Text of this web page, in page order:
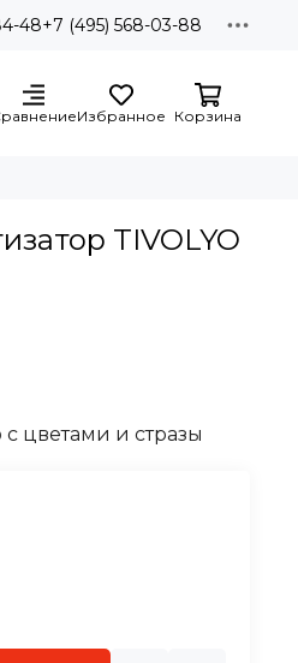
48+7 (495) 568-03-88
Избранное Корзина
TIVOLYO
с цветами и стразы